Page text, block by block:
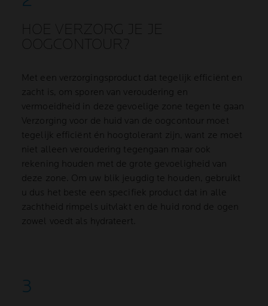
HOE VERZORG JE JE
OOGCONTOUR?
Met een verzorgingsproduct dat tegelijk efficiënt en
zacht is, om sporen van veroudering en
vermoeidheid in deze gevoelige zone tegen te gaan
Verzorging voor de huid van de oogcontour moet
tegelijk efficiënt én hoogtolerant zijn, want ze moet
niet alleen veroudering tegengaan maar ook
rekening houden met de grote gevoeligheid van
deze zone. Om uw blik jeugdig te houden, gebruikt
u dus het beste een specifiek product dat in alle
zachtheid rimpels uitvlakt en de huid rond de ogen
zowel voedt als hydrateert.